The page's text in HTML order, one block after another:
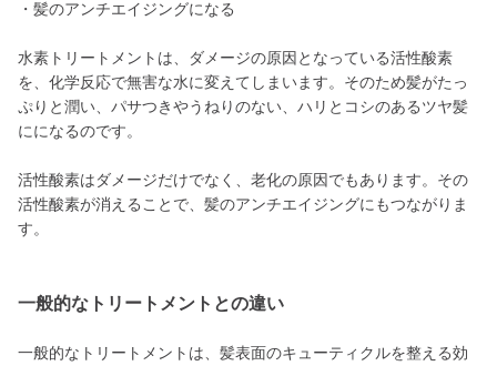
・髪のアンチエイジングになる
水素トリートメントは、ダメージの原因となっている活性酸素
を、化学反応で無害な水に変えてしまいます。そのため髪がたっ
ぷりと潤い、パサつきやうねりのない、ハリとコシのあるツヤ髪
にになるのです。
活性酸素はダメージだけでなく、老化の原因でもあります。その
活性酸素が消えることで、髪のアンチエイジングにもつながりま
す。
一般的なトリートメントとの違い
一般的なトリートメントは、髪表面のキューティクルを整える効